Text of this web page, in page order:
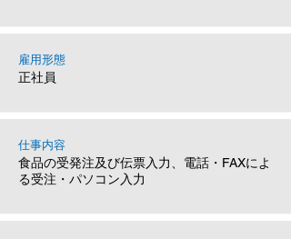
雇用形態
正社員
仕事内容
食品の受発注及び伝票入力、電話・FAXによ
る受注・パソコン入力